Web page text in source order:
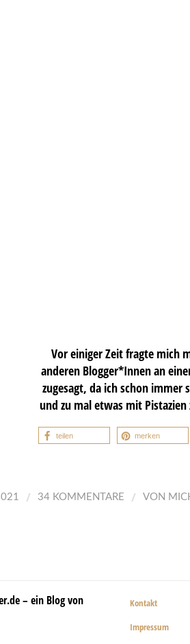
Vor einiger Zeit fragte mich
anderen Blogger*Innen an
zugesagt, da ich schon immer
und zu mal etwas mit
teilen merken
/ 34 KOMMENTARE / VON
– ein Blog von
Kontakt
Impressum